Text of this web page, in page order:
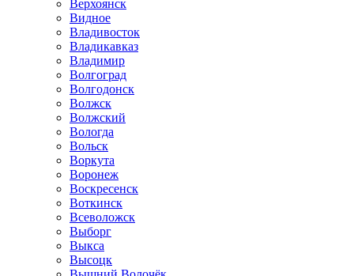
Верхоянск
Видное
Владивосток
Владикавказ
Владимир
Волгоград
Волгодонск
Волжск
Волжский
Вологда
Вольск
Воркута
Воронеж
Воскресенск
Воткинск
Всеволожск
Выборг
Выкса
Высоцк